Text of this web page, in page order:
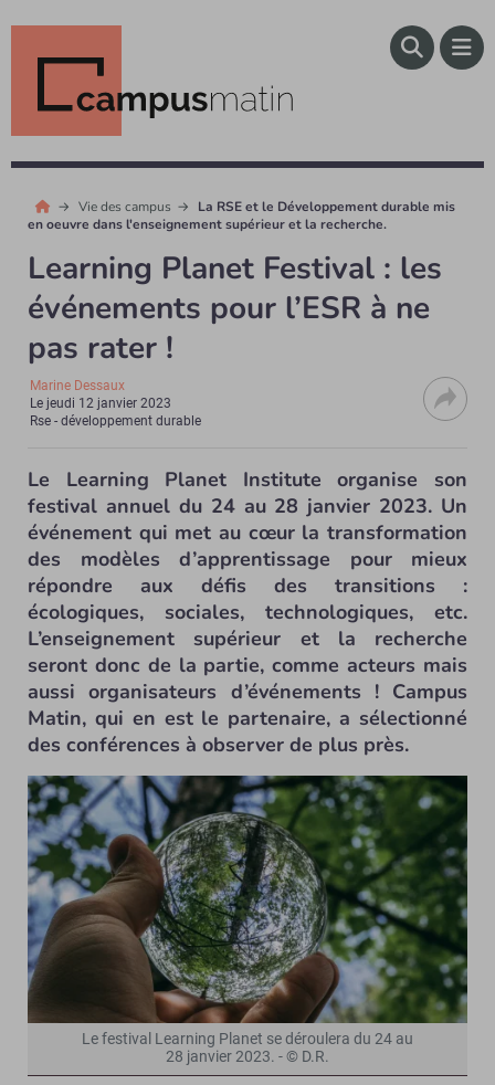
Vie des campus
La RSE et le Développement durable mis
en oeuvre dans l'enseignement supérieur et la recherche.
Learning Planet Festival : les
événements pour l’ESR à ne
pas rater !
Marine Dessaux
Le jeudi 12 janvier 2023
Rse - développement durable
Le Learning Planet Institute organise son
festival annuel du 24 au 28 janvier 2023. Un
événement qui met au cœur la transformation
des modèles d’apprentissage pour mieux
répondre aux défis des transitions :
écologiques, sociales, technologiques, etc.
L’enseignement supérieur et la recherche
seront donc de la partie, comme acteurs mais
aussi organisateurs d’événements ! Campus
Matin, qui en est le partenaire, a sélectionné
des conférences à observer de plus près.
Le festival Learning Planet se déroulera du 24 au
28 janvier 2023. - © D.R.